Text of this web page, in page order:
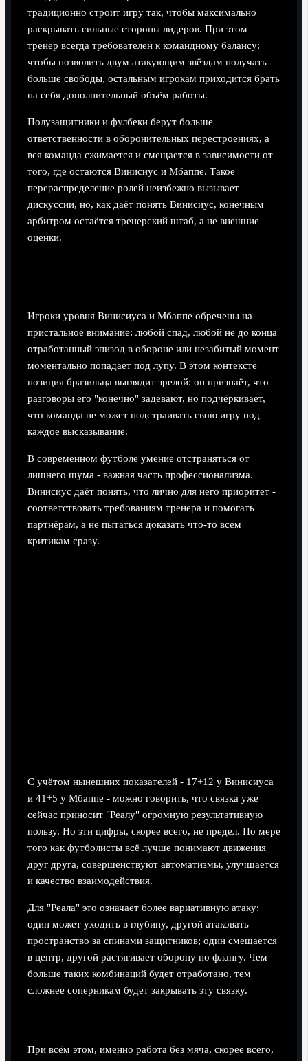
традиционно строит игру так, чтобы максимально
раскрывать сильные стороны лидеров. При этом
тренер всегда требователен к командному балансу:
чтобы позволить двум атакующим звёздам получать
больше свободы, остальным игрокам приходится брать
на себя дополнительный объём работы.
Полузащитники и фулбеки берут больше
ответственности в оборонительных перестроениях, а
вся команда сжимается и смещается в зависимости от
того, где остаются Винисиус и Мбаппе. Такое
перераспределение ролей неизбежно вызывает
дискуссии, но, как даёт понять Винисиус, конечным
арбитром остаётся тренерский штаб, а не внешние
оценки.
Игроки уровня Винисиуса и Мбаппе обречены на
пристальное внимание: любой спад, любой не до конца
отработанный эпизод в обороне или незабитый момент
моментально попадает под лупу. В этом контексте
позиция бразильца выглядит зрелой: он признаёт, что
разговоры его "конечно" задевают, но подчёркивает,
что команда не может подстраивать свою игру под
каждое высказывание.
В современном футболе умение отстраняться от
лишнего шума - важная часть профессионализма.
Винисиус даёт понять, что лично для него приоритет -
соответствовать требованиям тренера и помогать
партнёрам, а не пытаться доказать что-то всем
критикам сразу.
С учётом нынешних показателей - 17+12 у Винисиуса
и 41+5 у Мбаппе - можно говорить, что связка уже
сейчас приносит "Реалу" огромную результативную
пользу. Но эти цифры, скорее всего, не предел. По мере
того как футболисты всё лучше понимают движения
друг друга, совершенствуют автоматизмы, улучшается
и качество взаимодействия.
Для "Реала" это означает более вариативную атаку:
один может уходить в глубину, другой атаковать
пространство за спинами защитников; один смещается
в центр, другой растягивает оборону по флангу. Чем
больше таких комбинаций будет отработано, тем
сложнее соперникам будет закрывать эту связку.
При всём этом, именно работа без мяча, скорее всего,